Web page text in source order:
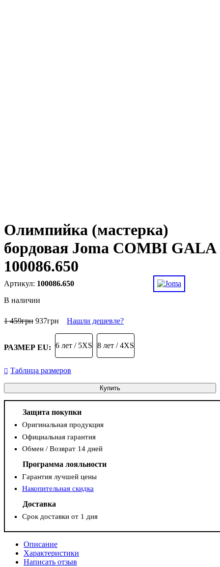
Олимпийка (мастерка)
бордовая Joma COMBI GALA
100086.650
100086.650
В наличии
1 459грн 937грн Нашли дешевле?
РАЗМЕР EU: 6 лет / 5XS 8 лет / 4XS
Таблица размеров
Купить
Защита покупки
Оригинальная продукция
Официальная гарантия
Обмен / Возврат 14 дней
Программа лояльности
Гарантия лучшей цены
Накопительная скидка
Доставка
Срок доставки от 1 дня
Описание
Характеристики
Написать отзыв